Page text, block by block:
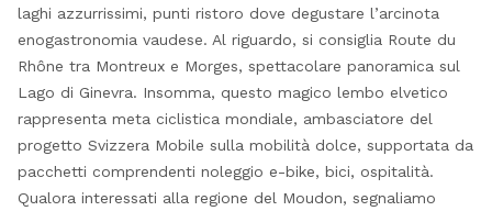
laghi azzurrissimi, punti ristoro dove degustare l’arcinota
enogastronomia vaudese. Al riguardo, si consiglia Route du
Rhône tra Montreux e Morges, spettacolare panoramica sul
Lago di Ginevra. Insomma, questo magico lembo elvetico
rappresenta meta ciclistica mondiale, ambasciatore del
progetto Svizzera Mobile sulla mobilità dolce, supportata da
pacchetti comprendenti noleggio e-bike, bici, ospitalità.
Qualora interessati alla regione del Moudon, segnaliamo